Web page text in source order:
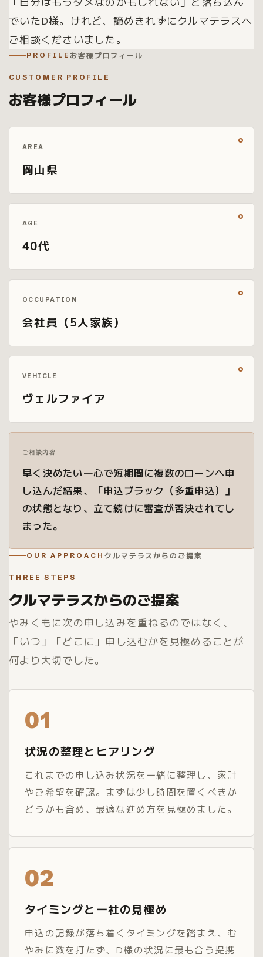
でいたD様。けれど、諦めきれずにクルマテラスへ
ご相談くださいました。
PROFILE お客様プロフィール
CUSTOMER PROFILE
お客様プロフィール
AREA
岡山県
AGE
40代
OCCUPATION
会社員（5人家族）
VEHICLE
ヴェルファイア
ご相談内容
早く決めたい一心で短期間に複数のローンへ申
し込んだ結果、「申込ブラック（多重申込）」
の状態となり、立て続けに審査が否決されてし
まった。
OUR APPROACH クルマテラスからのご提案
THREE STEPS
クルマテラスからのご提案
やみくもに次の申し込みを重ねるのではなく、
「いつ」「どこに」申し込むかを見極めることが
何より大切でした。
01
状況の整理とヒアリング
これまでの申し込み状況を一緒に整理し、家計
やご希望を確認。まずは少し時間を置くべきか
どうかも含め、最適な進め方を見極めました。
02
タイミングと一社の見極め
申込の記録が落ち着くタイミングを踏まえ、む
やみに数を打たず、D様の状況に最も合う提携